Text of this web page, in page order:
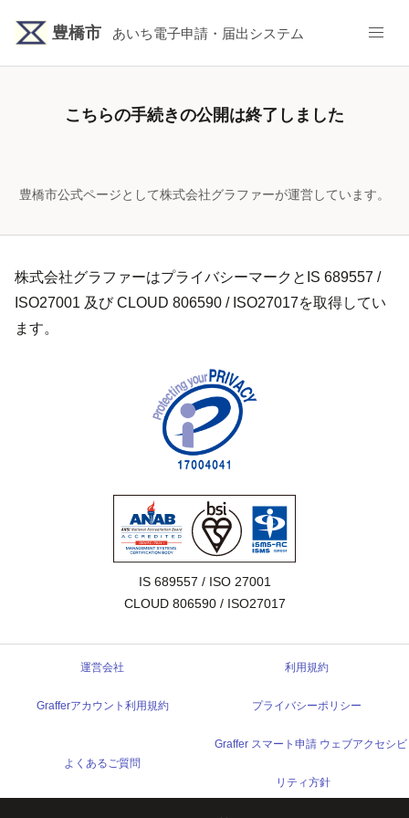
豊橋市 あいち電子申請・届出システム
こちらの手続きの公開は終了しました
豊橋市公式ページとして株式会社グラファーが運営しています。
株式会社グラファーはプライバシーマークとIS 689557 /
ISO27001 及び CLOUD 806590 / ISO27017を取得してい
ます。
IS 689557 / ISO 27001
CLOUD 806590 / ISO27017
運営会社 利用規約
Grafferアカウント利用規約 プライバシーポリシー
よくあるご質問
Graffer スマート申請 ウェブアクセシビ
リティ方針